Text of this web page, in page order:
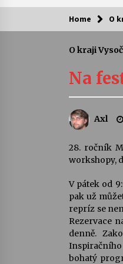
Kam
Home O
O kraji
Na
Axl
28. ročník
workshopy,
V pátek od
pak už
repríz se
Rezervace
denně.
bohatý